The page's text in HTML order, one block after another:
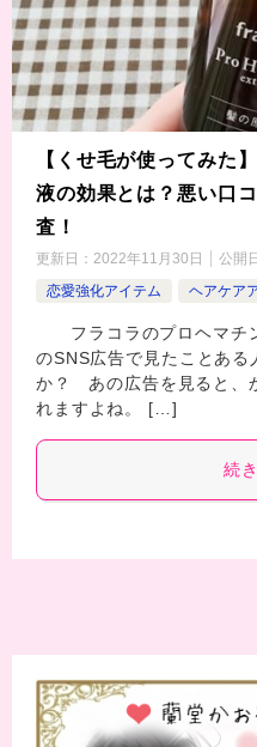
【くせ毛が使ってみた
液の効果とは？悪い口
査！
更新日： 2022年11月30日 公開
恋愛強化アイテム
ヘアケア
フラコラのプロヘマチ
のSNS広告で見たことある
か？ あの広告を見ると、
れますよね。 […]
続